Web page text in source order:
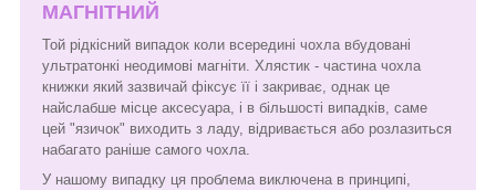
МАГНІТНИЙ
Той рідкісний випадок коли всередині чохла вбудовані
ультратонкі неодимові магніти. Хлястик - частина чохла
книжки який зазвичай фіксує її і закриває, однак це
найслабше місце аксесуара, і в більшості випадків, саме
цей "язичок" виходить з ладу, відривається або розлазиться
набагато раніше самого чохла.
У нашому випадку ця проблема виключена в принципі,